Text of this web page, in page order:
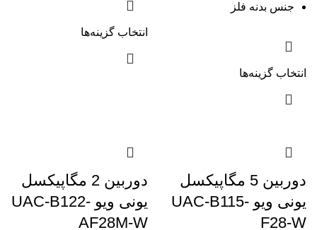
جنس بدنه فلز
انتخاب گزینه‌ها
انتخاب گزینه‌ها
دوربین 5 مگاپیکسل
یونی ویو UAC-B115-
F28-W
دوربین 2 مگاپیکسل
یونی ویو UAC-B122-
AF28M-W